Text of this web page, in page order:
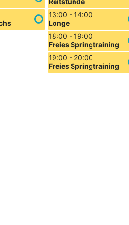
Reitstunde
13:00 - 14:00
Longe
18:00 - 19:00
Freies Springtraining
19:00 - 20:00
Freies Springtraining